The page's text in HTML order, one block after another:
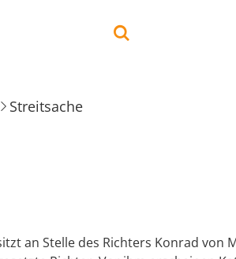
Streitsache
an Stelle des Richters Konrad von